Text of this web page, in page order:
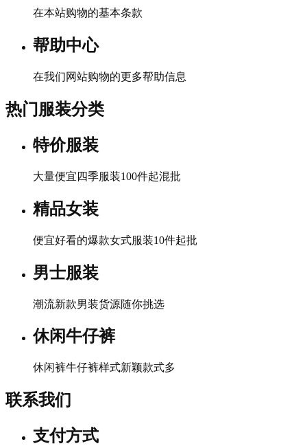
在本站购物的基本条款
帮助中心
在我们网站购物的更多帮助信息
热门服装分类
特价服装
大量便宜四季服装100件起混批
精品女装
便宜好看的爆款女式服装10件起批
男士服装
潮流新款男装货源随你挑选
休闲牛仔裤
休闲裤牛仔裤样式新颖款式多
联系我们
支付方式